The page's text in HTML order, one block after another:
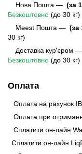
Нова Пошта — (за
Безкоштовно (до 30 кг)
Meest Пошта — (за
30 кг)
Доставка кур'єром —
Безкоштовно (до 30 кг)
Оплата
Оплата на рахунок
Оплата при
Сплатити он-лайн
Сплатити он-лайн